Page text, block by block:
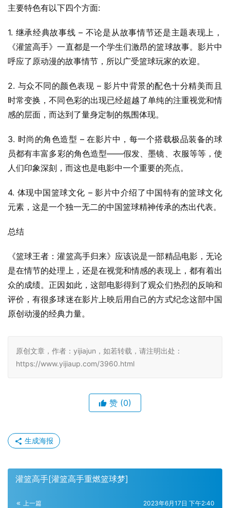
主要特色有以下四个方面:
1. 继承经典故事线 – 不论是从故事情节还是主题表现上，
《灌篮高手》一直都是一个学生们激昂的篮球故事。影片中
呼应了原动漫的故事情节，所以广受篮球玩家的欢迎。
2. 与众不同的颜色表现 – 影片中背景的配色十分精美而且
时常变换，不同色彩的出现已经超越了单纯的注重视觉和情
感的层面，而达到了量身定制的氛围体现。
3. 时尚的角色造型 – 在影片中，每一个搭载极品装备的球
员都有丰富多彩的角色造型——假发、墨镜、衣服等等，使
人们印象深刻，而这也是电影中一个重要的亮点。
4. 体现中国篮球文化 – 影片中介绍了中国特有的篮球文化
元素，这是一个独一无二的中国篮球精神传承的杰出代表。
总结
《篮球王者：灌篮高手归来》应该说是一部精品电影，无论
是在情节的处理上，还是在视觉和情感的表现上，都有着出
众的成绩。正因如此，这部电影得到了观众们热烈的反响和
评价，有很多球迷在影片上映后用自己的方式纪念这部中国
原创动漫的经典力量。
原创文章，作者：yijiajun，如若转载，请注明出处：
https://www.yijiaup.com/3960.html
赞 (0)
生成海报
灌篮高手[灌篮高手重燃篮球梦]
上一篇 2023年6月17日 下午2:40